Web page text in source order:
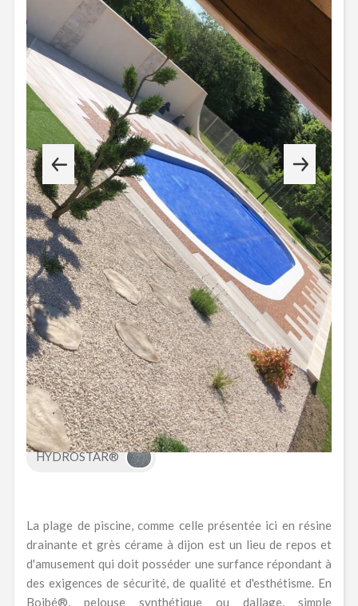
Produits utiliséspour cette réalisation de Plage
de piscine
HYDROSTAR®
La plage de piscine, comme celle présentée ici en résine
drainante et grès cérame à dijon est un lieu de repos et
d'amusement qui doit posséder une surfance répondant à
des exigences de sécurité, de qualité et d'esthétisme. En
Boibé®, pelouse synthétique ou dallage, simple